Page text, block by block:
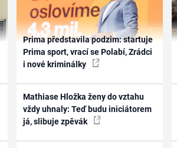
Prima představila podzim: startuje
Prima sport, vrací se Polabí, Zrádci
i nové kriminálky
Mathiase Hložka ženy do vztahu
vždy uhnaly: Teď budu iniciátorem
já, slibuje zpěvák